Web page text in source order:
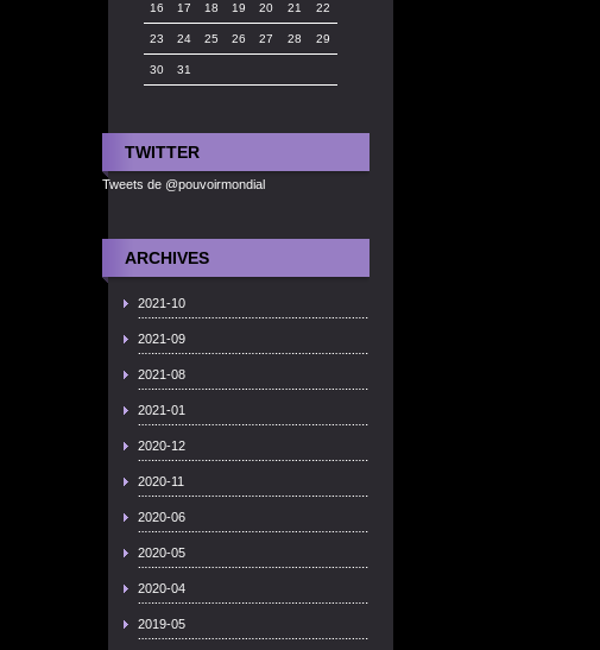
16 17 18 19 20 21 22
23 24 25 26 27 28 29
30 31
TWITTER
Tweets de @pouvoirmondial
ARCHIVES
2021-10
2021-09
2021-08
2021-01
2020-12
2020-11
2020-06
2020-05
2020-04
2019-05